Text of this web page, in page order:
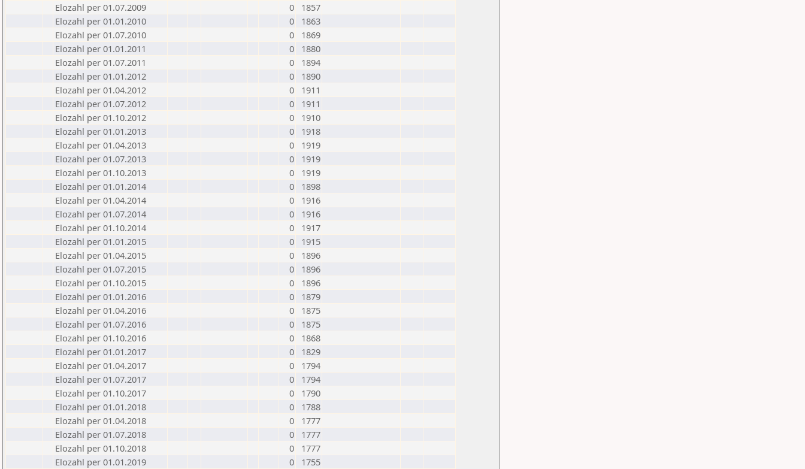
Elozahl per 01.07.2009
0
1857
Elozahl per 01.01.2010
0
1863
Elozahl per 01.07.2010
0
1869
Elozahl per 01.01.2011
0
1880
Elozahl per 01.07.2011
0
1894
Elozahl per 01.01.2012
0
1890
Elozahl per 01.04.2012
0
1911
Elozahl per 01.07.2012
0
1911
Elozahl per 01.10.2012
0
1910
Elozahl per 01.01.2013
0
1918
Elozahl per 01.04.2013
0
1919
Elozahl per 01.07.2013
0
1919
Elozahl per 01.10.2013
0
1919
Elozahl per 01.01.2014
0
1898
Elozahl per 01.04.2014
0
1916
Elozahl per 01.07.2014
0
1916
Elozahl per 01.10.2014
0
1917
Elozahl per 01.01.2015
0
1915
Elozahl per 01.04.2015
0
1896
Elozahl per 01.07.2015
0
1896
Elozahl per 01.10.2015
0
1896
Elozahl per 01.01.2016
0
1879
Elozahl per 01.04.2016
0
1875
Elozahl per 01.07.2016
0
1875
Elozahl per 01.10.2016
0
1868
Elozahl per 01.01.2017
0
1829
Elozahl per 01.04.2017
0
1794
Elozahl per 01.07.2017
0
1794
Elozahl per 01.10.2017
0
1790
Elozahl per 01.01.2018
0
1788
Elozahl per 01.04.2018
0
1777
Elozahl per 01.07.2018
0
1777
Elozahl per 01.10.2018
0
1777
Elozahl per 01.01.2019
0
1755